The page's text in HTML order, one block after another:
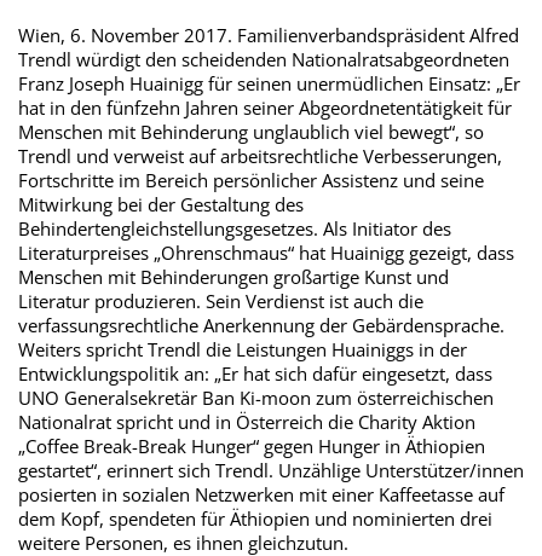
Wien, 6. November 2017. Familienverbandspräsident Alfred
Trendl würdigt den scheidenden Nationalratsabgeordneten
Franz Joseph Huainigg für seinen unermüdlichen Einsatz: „Er
hat in den fünfzehn Jahren seiner Abgeordnetentätigkeit für
Menschen mit Behinderung unglaublich viel bewegt“, so
Trendl und verweist auf arbeitsrechtliche Verbesserungen,
Fortschritte im Bereich persönlicher Assistenz und seine
Mitwirkung bei der Gestaltung des
Behindertengleichstellungsgesetzes. Als Initiator des
Literaturpreises „Ohrenschmaus“ hat Huainigg gezeigt, dass
Menschen mit Behinderungen großartige Kunst und
Literatur produzieren. Sein Verdienst ist auch die
verfassungsrechtliche Anerkennung der Gebärdensprache.
Weiters spricht Trendl die Leistungen Huainiggs in der
Entwicklungspolitik an: „Er hat sich dafür eingesetzt, dass
UNO Generalsekretär Ban Ki-moon zum österreichischen
Nationalrat spricht und in Österreich die Charity Aktion
„Coffee Break-Break Hunger“ gegen Hunger in Äthiopien
gestartet“, erinnert sich Trendl. Unzählige Unterstützer/innen
posierten in sozialen Netzwerken mit einer Kaffeetasse auf
dem Kopf, spendeten für Äthiopien und nominierten drei
weitere Personen, es ihnen gleichzutun.